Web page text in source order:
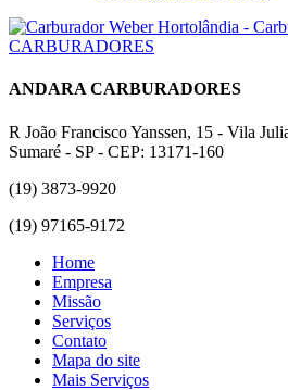
ANDARA CARBURADORES
R João Francisco Yanssen, 15 - Vila
Sumaré - SP - CEP: 13171-160
(19) 3873-9920
(19) 97165-9172
Home
Empresa
Missão
Serviços
Contato
Mapa do site
Mais Serviços